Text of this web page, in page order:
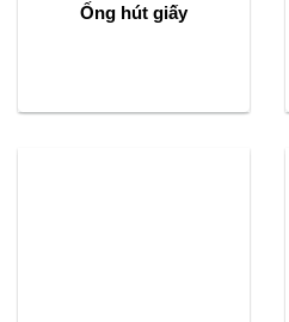
Ống hút giấy